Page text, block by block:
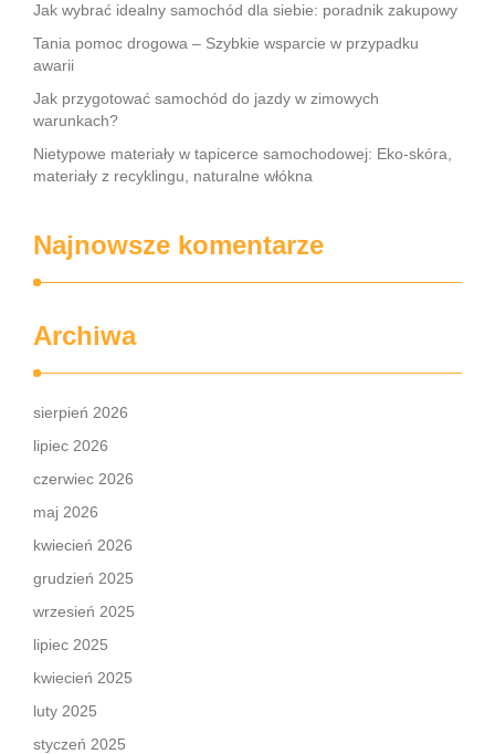
Jak wybrać idealny samochód dla siebie: poradnik zakupowy
Tania pomoc drogowa – Szybkie wsparcie w przypadku
awarii
Jak przygotować samochód do jazdy w zimowych
warunkach?
Nietypowe materiały w tapicerce samochodowej: Eko-skóra,
materiały z recyklingu, naturalne włókna
Najnowsze komentarze
Archiwa
sierpień 2026
lipiec 2026
czerwiec 2026
maj 2026
kwiecień 2026
grudzień 2025
wrzesień 2025
lipiec 2025
kwiecień 2025
luty 2025
styczeń 2025